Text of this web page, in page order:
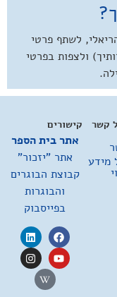
לשתף פרטי
ולצפות בפרטי
קישורים
אתר בית הספר
אתר "יזכור"
קבוצת הבוגרים
והבוגרות
בפייסבוק
קשר
מידע